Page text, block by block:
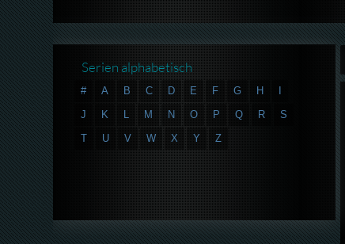
Serien alphabetisch
# A B C D E F G H
J
K L M N O P Q R
S
T
U V W X Y Z